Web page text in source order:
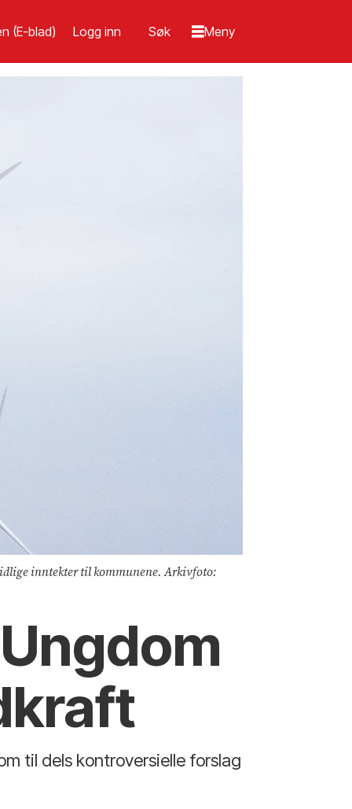
(E-blad) Logg inn
inntekter til kommunene. Arkivfoto:
til dels kontroversielle forslag